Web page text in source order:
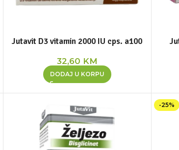
Jutavit D3 vitamin 2000 IU cps. a100
32,60 KM
DODAJ U KORPU
-25%